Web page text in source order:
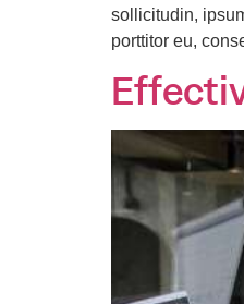
sollicitudin,
porttitor eu,